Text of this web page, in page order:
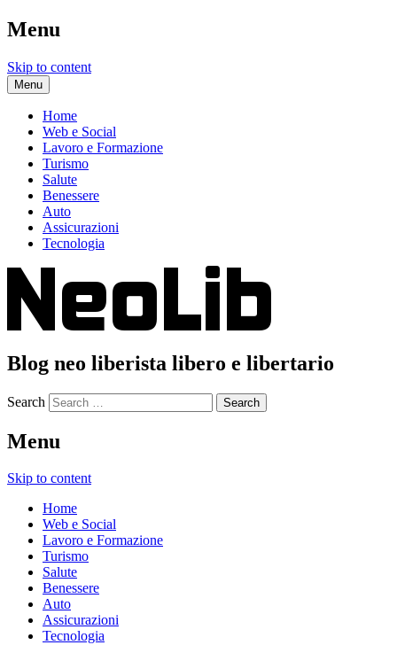
Menu
Skip to content
Menu
Home
Web e Social
Lavoro e Formazione
Turismo
Salute
Benessere
Auto
Assicurazioni
Tecnologia
Blog neo liberista libero e libertario
Search
Menu
Skip to content
Home
Web e Social
Lavoro e Formazione
Turismo
Salute
Benessere
Auto
Assicurazioni
Tecnologia